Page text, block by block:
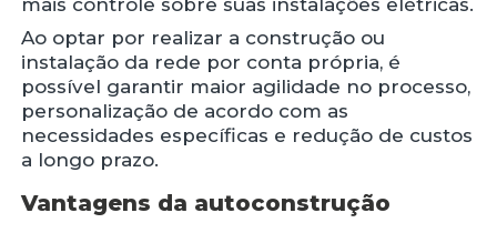
Ao optar por realizar a construção ou
instalação da rede por conta própria, é
possível garantir maior agilidade no processo,
personalização de acordo com as
necessidades específicas e redução de custos
a longo prazo.
Vantagens da autoconstrução